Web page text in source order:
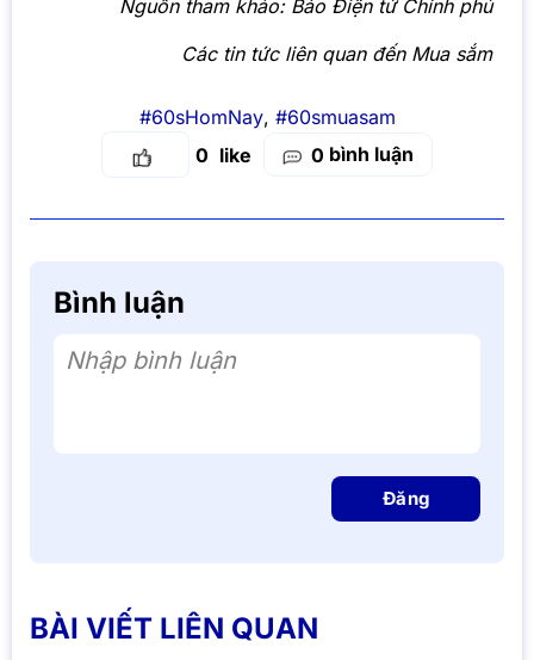
Nguồn tham khảo: Báo Điện tử Chính phủ
Các tin tức liên quan đến Mua sắm
#60sHomNay, #60smuasam
0
0 bình luận
Bình luận
Nhập bình luận
Đăng
BÀI VIẾT LIÊN QUAN